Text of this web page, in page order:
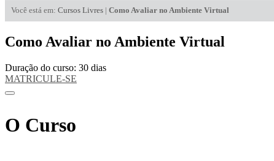
Você está em: Cursos Livres | Como Avaliar no Ambiente Virtual
Como Avaliar no Ambiente Virtual
Duração do curso: 30 dias
MATRICULE-SE
O Curso